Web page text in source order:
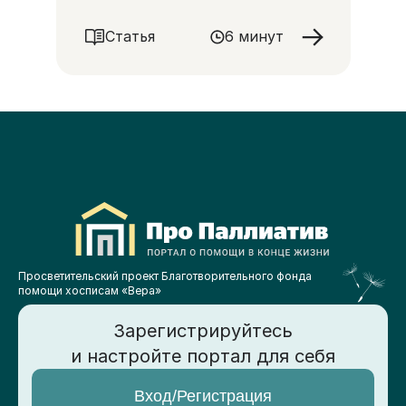
Статья 6 минут
Просветительский проект Благотворительного фонда
помощи хосписам «Вера»
Зарегистрируйтесь
и настройте портал для себя
Вход/Регистрация